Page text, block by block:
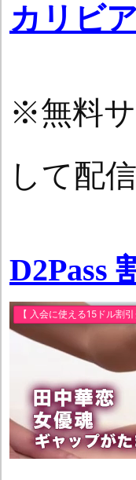
カリビ
※無料
して配
D2Pass